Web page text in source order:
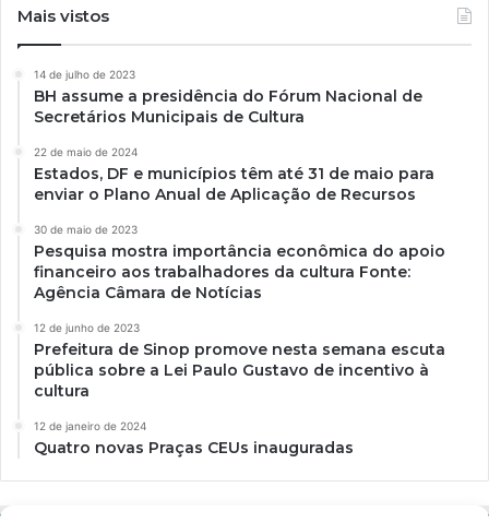
Mais vistos
14 de julho de 2023
BH assume a presidência do Fórum Nacional de
Secretários Municipais de Cultura
22 de maio de 2024
Estados, DF e municípios têm até 31 de maio para
enviar o Plano Anual de Aplicação de Recursos
30 de maio de 2023
Pesquisa mostra importância econômica do apoio
financeiro aos trabalhadores da cultura Fonte:
Agência Câmara de Notícias
12 de junho de 2023
Prefeitura de Sinop promove nesta semana escuta
pública sobre a Lei Paulo Gustavo de incentivo à
cultura
12 de janeiro de 2024
Quatro novas Praças CEUs inauguradas